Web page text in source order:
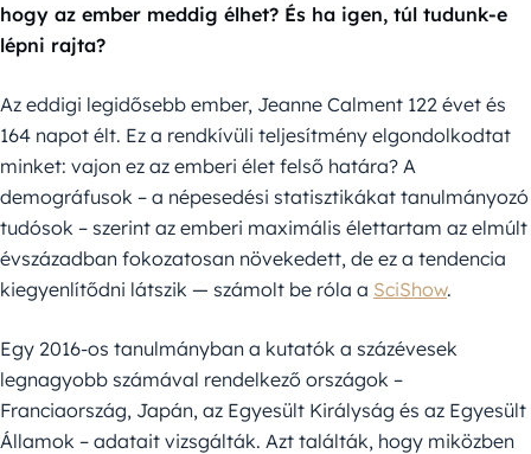
hogy az ember meddig élhet? És ha igen, túl tudunk-e
lépni rajta?
Az eddigi legidősebb ember, Jeanne Calment 122 évet és
164 napot élt. Ez a rendkívüli teljesítmény elgondolkodtat
minket: vajon ez az emberi élet felső határa? A
demográfusok – a népesedési statisztikákat tanulmányozó
tudósok – szerint az emberi maximális élettartam az elmúlt
évszázadban fokozatosan növekedett, de ez a tendencia
kiegyenlítődni látszik — számolt be róla a SciShow.
Egy 2016-os tanulmányban a kutatók a százévesek
legnagyobb számával rendelkező országok –
Franciaország, Japán, az Egyesült Királyság és az Egyesült
Államok – adatait vizsgálták. Azt találták, hogy miközben